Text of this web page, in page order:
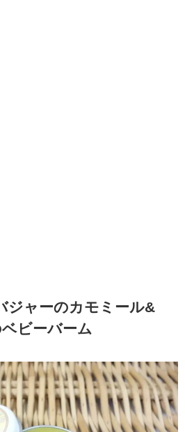
ジャーのカモミール&
ビーバーム